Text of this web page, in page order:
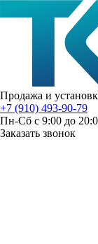
Продажа и
+7 (910) 493-90-79
Пн-Сб с 9:00 до
Заказать звонок